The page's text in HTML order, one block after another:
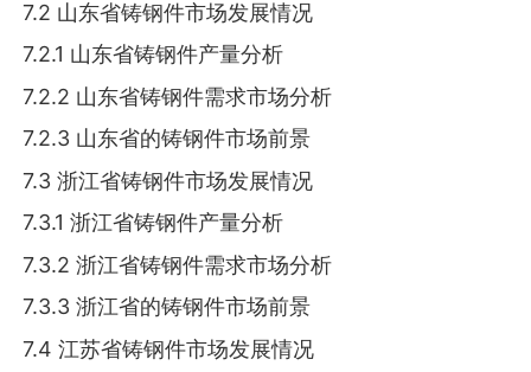
7.2 山东省铸钢件市场发展情况
7.2.1 山东省铸钢件产量分析
7.2.2 山东省铸钢件需求市场分析
7.2.3 山东省的铸钢件市场前景
7.3 浙江省铸钢件市场发展情况
7.3.1 浙江省铸钢件产量分析
7.3.2 浙江省铸钢件需求市场分析
7.3.3 浙江省的铸钢件市场前景
7.4 江苏省铸钢件市场发展情况